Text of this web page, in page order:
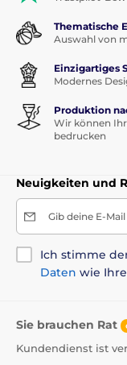
Thematische
Auswahl von
Einzigartiges
Modernes
Produktion
Wir können
bedrucken
Neuigkeiten und
Gib deine E-
Ich stimme
Daten wie
Sie brauchen Rat
Kundendienst ist